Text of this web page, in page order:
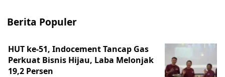
Berita Populer
HUT ke-51, Indocement Tancap Gas
Perkuat Bisnis Hijau, Laba Melonjak
19,2 Persen